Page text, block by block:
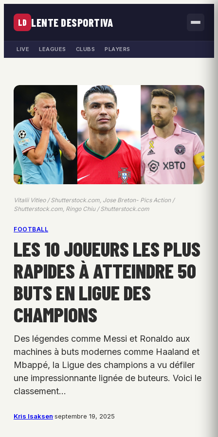
LD LENTE DESPORTIVA
LIVE LEAGUES CLUBS PLAYERS
Vitalii Vitleo / Shutterstock.com, Jose Breton- Pics Action /
Shutterstock.com, Ringo Chiu / Shutterstock.com
FOOTBALL
LES 10 JOUEURS LES PLUS
RAPIDES À ATTEINDRE 50
BUTS EN LIGUE DES
CHAMPIONS
Des légendes comme Messi et Ronaldo aux
machines à buts modernes comme Haaland et
Mbappé, la Ligue des champions a vu défiler
une impressionnante lignée de buteurs. Voici le
classement…
Kris Isaksen·septembre 19, 2025